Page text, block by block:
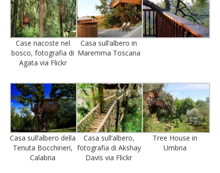
Case nacoste nel
bosco, fotografia di
Agata via Flickr
Casa sull’albero in
Maremma Toscana
Casa sull’albero della
Tenuta Bocchineri,
Calabria
Casa sull’albero,
fotografia di Akshay
Davis via Flickr
Tree House in
Umbria